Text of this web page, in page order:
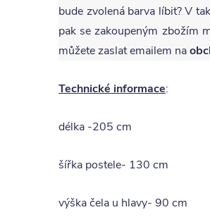
bude zvolená barva líbit? V
pak se zakoupeným zbožím
můžete zaslat emailem na
Technické informace:
délka -205 cm
šířka postele- 130 cm
výška čela u hlavy- 90 cm